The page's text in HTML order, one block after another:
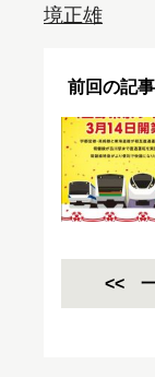
境正雄
前回の記事